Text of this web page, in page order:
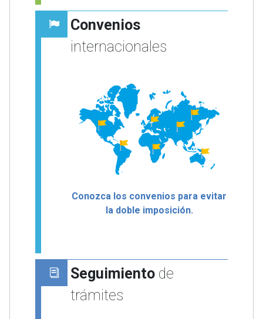
Convenios
internacionales
Conozca los convenios para evitar
la doble imposición.
Seguimientode
trámites